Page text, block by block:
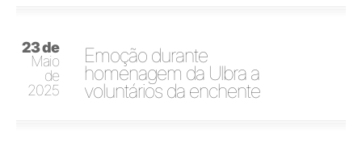
23 de
Maio
de
2025
Emoção durante
homenagem da Ulbra a
voluntários da enchente